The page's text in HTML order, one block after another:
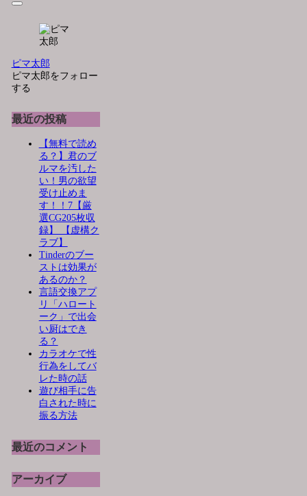
ピマ太郎
ピマ太郎をフォロー
する
最近の投稿
【無料で読め
る？】君のブ
ルマを汚した
い！男の欲望
受け止めま
す！！7【厳
選CG205枚収
録】 【虚構ク
ラブ】
Tinderのブー
ストは効果が
あるのか？
言語交換アプ
リ「ハロート
ーク」で出会
い厨はでき
る？
カラオケで性
行為をしてバ
レた時の話
遊び相手に告
白された時に
振る方法
最近のコメント
アーカイブ